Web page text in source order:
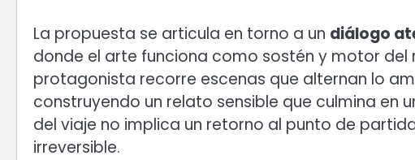
La propuesta se articula en torno a un diálogo
donde el arte funciona como sostén y motor del
protagonista recorre escenas que alternan lo
construyendo un relato sensible que culmina en
del viaje no implica un retorno al punto de
irreversible.